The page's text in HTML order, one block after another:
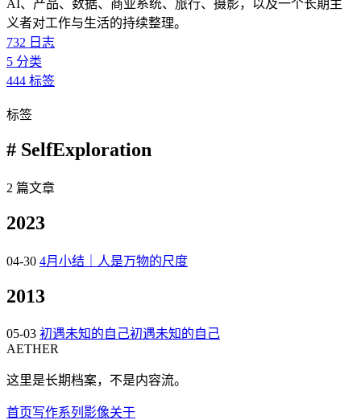
AI、产品、数据、商业系统、旅行、摄影，以及一个长期主
义者对工作与生活的持续整理。
732 日志
5 分类
444 标签
标签
# SelfExploration
2 篇文章
2023
04-30 4月小结｜人是万物的尺度
2013
05-03 初遇未知的自己初遇未知的自己
AETHER
这里是长期档案，不是内容流。
首页写作系列 影像关于